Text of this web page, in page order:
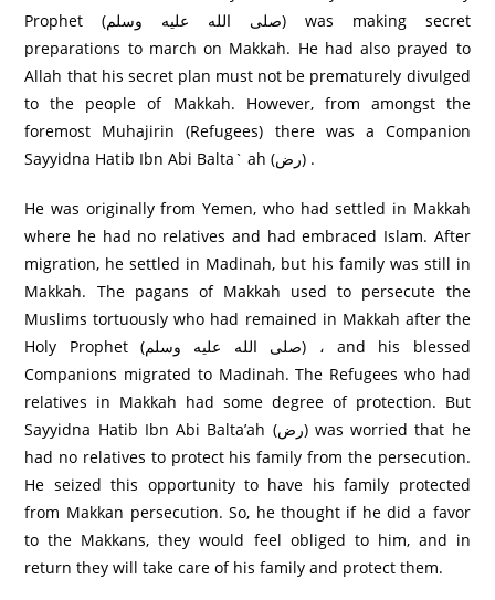
Prophet (صلى الله عليه وسلم) was making secret
preparations to march on Makkah. He had also prayed to
Allah that his secret plan must not be prematurely divulged
to the people of Makkah. However, from amongst the
foremost Muhajirin (Refugees) there was a Companion
Sayyidna Hatib Ibn Abi Balta` ah (رض) .
He was originally from Yemen, who had settled in Makkah
where he had no relatives and had embraced Islam. After
migration, he settled in Madinah, but his family was still in
Makkah. The pagans of Makkah used to persecute the
Muslims tortuously who had remained in Makkah after the
Holy Prophet (صلى الله عليه وسلم) ، and his blessed
Companions migrated to Madinah. The Refugees who had
relatives in Makkah had some degree of protection. But
Sayyidna Hatib Ibn Abi Balta’ah (رض) was worried that he
had no relatives to protect his family from the persecution.
He seized this opportunity to have his family protected
from Makkan persecution. So, he thought if he did a favor
to the Makkans, they would feel obliged to him, and in
return they will take care of his family and protect them.